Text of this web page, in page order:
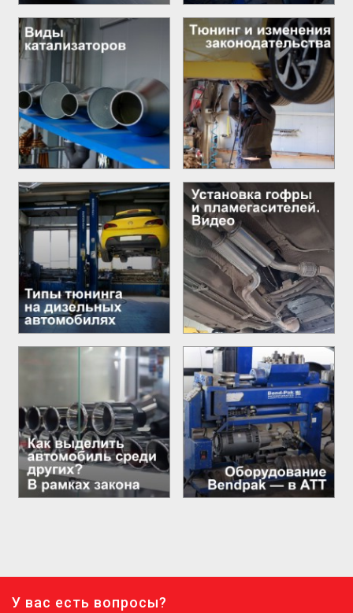
У вас есть вопросы?